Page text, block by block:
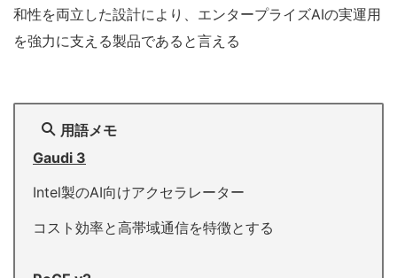
和性を両立した設計により、エンタープライズAIの実運用
を強力に支える製品であると言える
用語メモ
Gaudi 3
Intel製のAI向けアクセラレーター
コスト効率と高帯域通信を特徴とする